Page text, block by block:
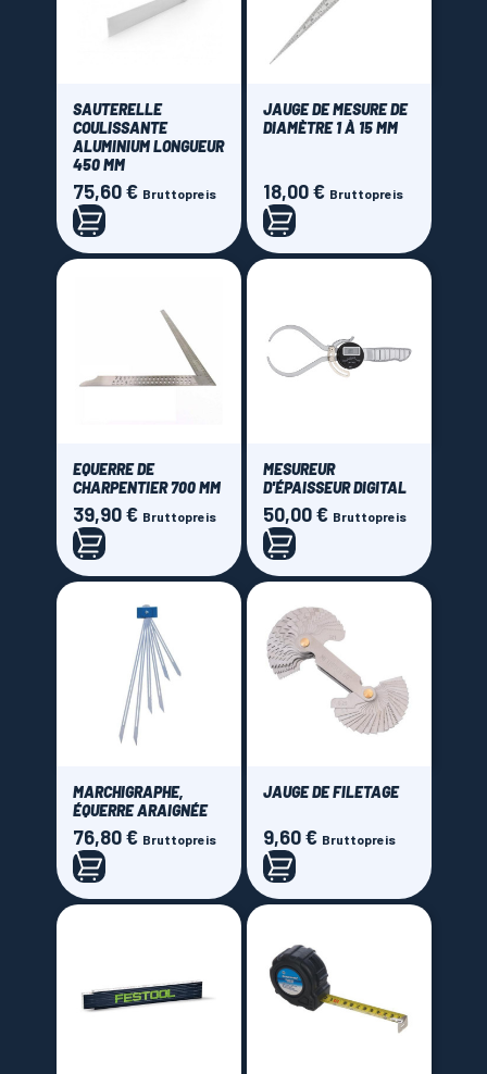
SAUTERELLE
COULISSANTE
ALUMINIUM LONGUEUR
450 MM
Preis
75,60 € Bruttopreis
JAUGE DE MESURE DE
DIAMÈTRE 1 À 15 MM
Preis
18,00 € Bruttopreis
EQUERRE DE
CHARPENTIER 700 MM
Preis
39,90 € Bruttopreis
MESUREUR
D'ÉPAISSEUR DIGITAL
Preis
50,00 € Bruttopreis
MARCHIGRAPHE,
ÉQUERRE ARAIGNÉE
Preis
76,80 € Bruttopreis
JAUGE DE FILETAGE
Preis
9,60 € Bruttopreis